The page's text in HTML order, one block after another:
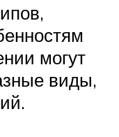
могут
виды,